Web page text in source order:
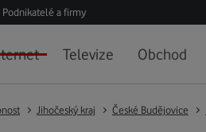
Podnikatelé a firmy
Televize Obchod
Jihočeský kraj České Budějovice